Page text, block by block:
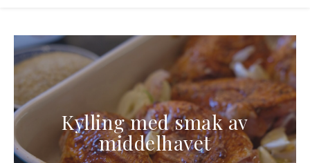
Kylling med smak av
middelhavet